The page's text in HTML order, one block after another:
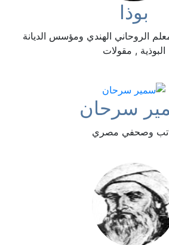
بوذا
الروحاني الهندي ومؤسس الديانة
البوذية , مقولات
سرحان
وصحفي مصري